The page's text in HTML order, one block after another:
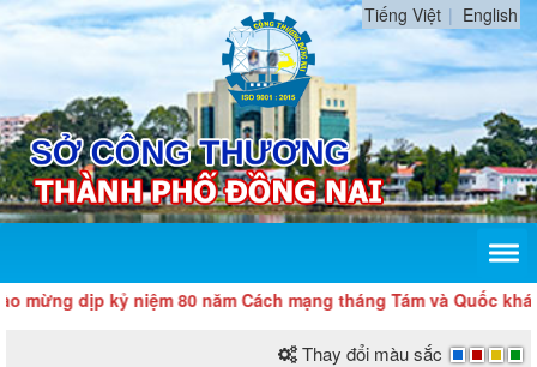
Tiếng Việt English
dịp kỷ niệm 80 năm Cách mạng tháng Tám và Quốc khánh 2/9
Thay đổi màu sắc